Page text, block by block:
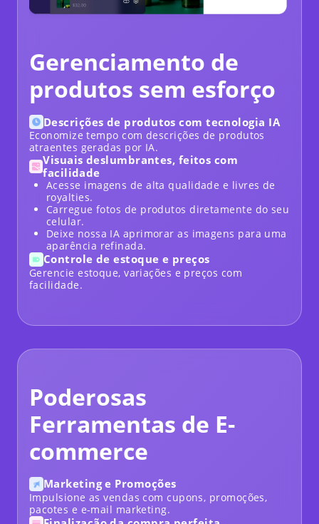
Gerenciamento de
produtos sem esforço
Descrições de produtos com tecnologia IA
Economize tempo com descrições de produtos
atraentes geradas por IA.
Visuais deslumbrantes, feitos com
facilidade
Acesse imagens de alta qualidade e livres de
royalties.
Carregue fotos de produtos diretamente do seu
celular.
Deixe nossa IA aprimorar as imagens para uma
aparência refinada.
Controle de estoque e preços
Gerencie estoque, variações e preços com
facilidade.
Poderosas
Ferramentas de E-
commerce
Marketing e Promoções
Impulsione as vendas com cupons, promoções,
pacotes e e-mail marketing.